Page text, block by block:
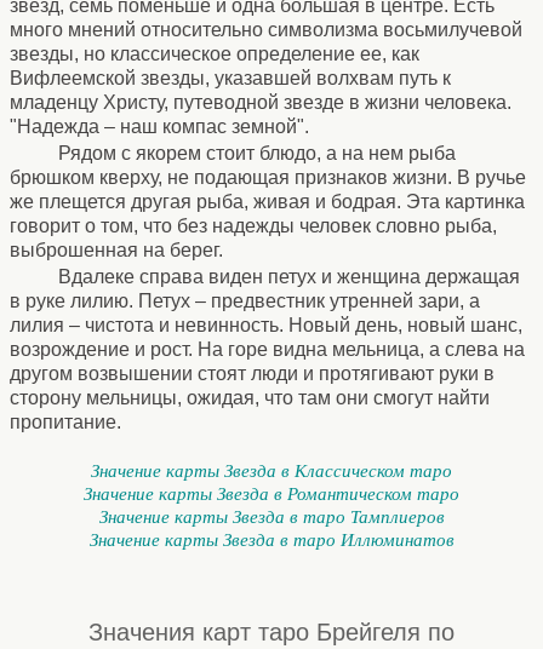
звезд, семь поменьше и одна большая в центре. Есть
много мнений относительно символизма восьмилучевой
звезды, но классическое определение ее, как
Вифлеемской звезды, указавшей волхвам путь к
младенцу Христу, путеводной звезде в жизни человека.
"Надежда – наш компас земной".
Рядом с якорем стоит блюдо, а на нем рыба
брюшком кверху, не подающая признаков жизни. В ручье
же плещется другая рыба, живая и бодрая. Эта картинка
говорит о том, что без надежды человек словно рыба,
выброшенная на берег.
Вдалеке справа виден петух и женщина держащая
в руке лилию. Петух – предвестник утренней зари, а
лилия – чистота и невинность. Новый день, новый шанс,
возрождение и рост. На горе видна мельница, а слева на
другом возвышении стоят люди и протягивают руки в
сторону мельницы, ожидая, что там они смогут найти
пропитание.
Значение карты Звезда в Классическом таро
Значение карты Звезда в Романтическом таро
Значение карты Звезда в таро Тамплиеров
Значение карты Звезда в таро Иллюминатов
Значения карт таро Брейгеля по